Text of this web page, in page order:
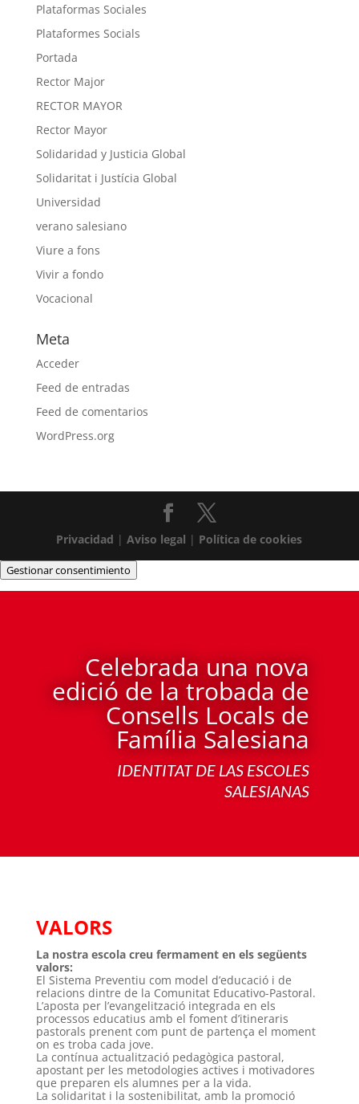
Plataformas Sociales
Plataformes Socials
Portada
Rector Major
RECTOR MAYOR
Rector Mayor
Solidaridad y Justicia Global
Solidaritat i Justícia Global
Universidad
verano salesiano
Viure a fons
Vivir a fondo
Vocacional
Meta
Acceder
Feed de entradas
Feed de comentarios
WordPress.org
Privacidad |Aviso legal | Política de cookies
Gestionar consentimiento
Celebrada una nova
edició de la trobada de
Consells Locals de
Família Salesiana
IDENTITAT DE LAS ESCOLES
SALESIANAS
VALORS
La nostra escola creu fermament en els següents
valors:
El Sistema Preventiu com model d’educació i de
relacions dintre de la Comunitat Educativo-Pastoral.
L’aposta per l’evangelització integrada en els
processos educatius amb el foment d’itineraris
pastorals prenent com punt de partença el moment
on es troba cada jove.
La contínua actualització pedagògica pastoral,
apostant per les metodologies actives i motivadores
que preparen els alumnes per a la vida.
La solidaritat i la sostenibilitat, amb la promoció